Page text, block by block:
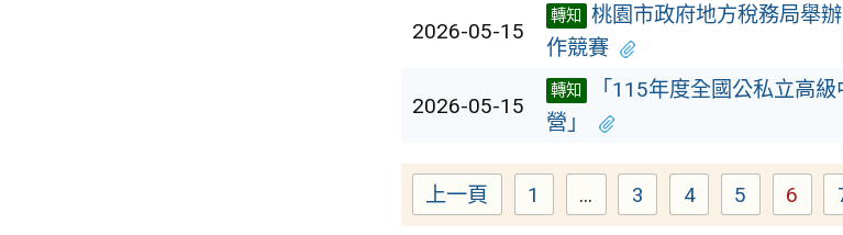
2026-05-15
轉知
桃園市政府地方稅務局舉
作競賽
2026-05-15
轉知
「115年度全國公私立高
營」
上一頁 Page
1 ... Page
3 Page
4 Page
5 6